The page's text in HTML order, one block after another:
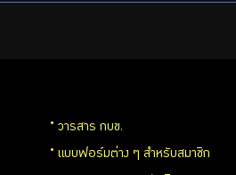
วารสาร กบข.
แบบฟอร์มต่าง ๆ สำหรับสมาชิก